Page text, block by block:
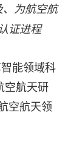
为航空航
证进程
能领域科
空航天研
空航天领